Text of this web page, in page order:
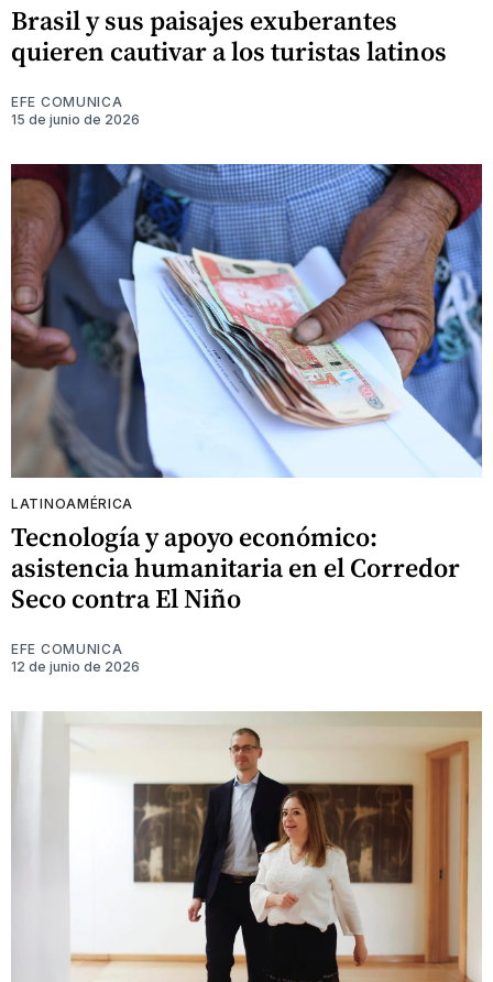
Brasil y sus paisajes exuberantes
quieren cautivar a los turistas latinos
EFE COMUNICA
15 de junio de 2026
LATINOAMÉRICA
Tecnología y apoyo económico:
asistencia humanitaria en el Corredor
Seco contra El Niño
EFE COMUNICA
12 de junio de 2026